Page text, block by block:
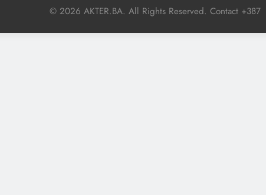
© 2026 AKTER.BA. All Rights Reserved. Contact +387